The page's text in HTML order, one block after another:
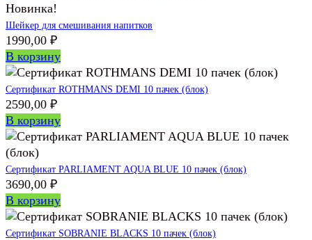
Новинка!
Шейкер для смешивания напитков
1990,00 ₽
В корзину
Сертификат ROTHMANS DEMI 10 пачек (блок)
2590,00 ₽
В корзину
Сертификат PARLIAMENT AQUA BLUE 10 пачек (блок)
3690,00 ₽
В корзину
Сертификат SOBRANIE BLACKS 10 пачек (блок)